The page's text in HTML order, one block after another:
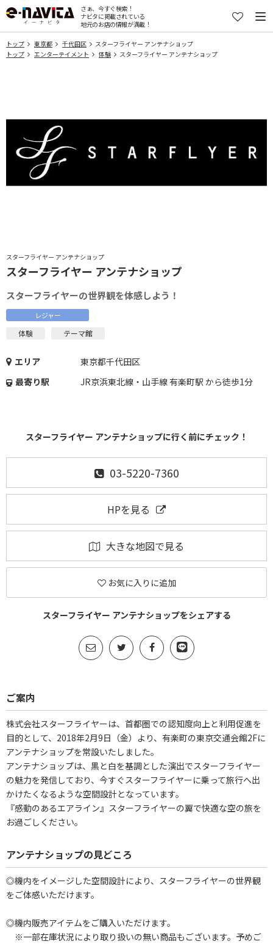
さぁ、今すぐ検索！
ナビタに掲載されている
地元のお店の情報が満載！
トップ 東京都 千代田区
スターフライヤー アンテナショップ
トップ
エンターテイメント 体験 スターフライヤー アンテナショップ
スターフライヤー アンテナショップ
スターフライヤー アンテナショップ
スターフライヤーの世界観を体感しよう！
レジャー
体験 テーマ館
エリア
東京都千代田区
最寄り駅
JR京浜東北線・山手線 有楽町駅 から徒歩1分
スターフライヤー アンテナショップに行く前にチェック！
03-5220-7360
HPを見る
大きな地図で見る
お気に入りに追加
スターフライヤー アンテナショップをシェアする
ご案内
株式会社スターフライヤーは、首都圏での認知度向上と利用促進を
目的として、2018年2月9日（金）より、有楽町の東京交通会館2Fに
アンテナショップを常設いたしました。
アンテナショップは、黒と白を基調とした演出でスターフライヤー
の魅力を発信しており、今すぐスターフライヤーに乗って旅行へ出
かけたくなるような空間設計となっています。
『感動のあるエアライン』スターフライヤーの翼で快適な空の旅を
お過ごしください。
アンテナショップの見どころ
◎機内をイメージした空間設計により、スターフライヤーの世界観
をご体感いただけます。
◎機内販売アイテムをご購入いただけます。
※一部在庫状況により取り扱いの無い商品もございます。予めご